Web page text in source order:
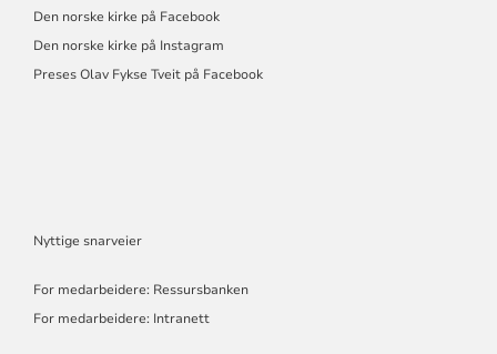
Den norske kirke på Facebook
Den norske kirke på Instagram
Preses Olav Fykse Tveit på Facebook
Nyttige snarveier
For medarbeidere: Ressursbanken
For medarbeidere: Intranett